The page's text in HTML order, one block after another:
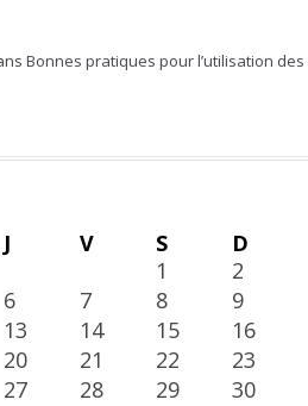
Bonnes pratiques pour l’utilisation des
J V S
D
1
2
6 7 8
9
13 14 15
16
20 21 22
23
27 28 29
30